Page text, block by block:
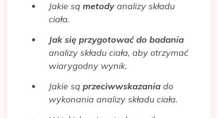
Jakie są metodyanalizy składu
ciała.
Jak się przygotować do badania
analizy składu ciała, aby otrzymać
wiarygodny wynik.
Jakie są przeciwwskazania do
wykonania analizy składu ciała.